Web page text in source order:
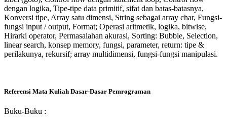
dengan logika, Tipe-tipe data primitif, sifat dan batas-batasnya,
Konversi tipe, Array satu dimensi, String sebagai array char, Fungsi-
fungsi input / output, Format; Operasi aritmetik, logika, bitwise,
Hirarki operator, Permasalahan akurasi, Sorting: Bubble, Selection,
linear search, konsep memory, fungsi, parameter, return: tipe &
perilakunya, rekursif; array multidimensi, fungsi-fungsi manipulasi.
Referensi Mata Kuliah Dasar-Dasar Pemrograman
Buku-Buku :